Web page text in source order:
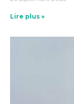
Lire plus »